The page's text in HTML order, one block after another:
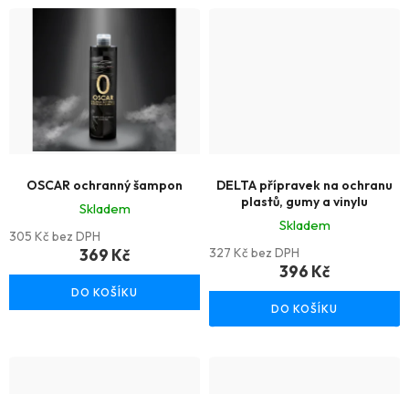
OSCAR ochranný šampon
Skladem
305 Kč bez DPH
369 Kč
DO KOŠÍKU
DELTA přípravek na ochranu
plastů, gumy a vinylu
Skladem
327 Kč bez DPH
396 Kč
DO KOŠÍKU